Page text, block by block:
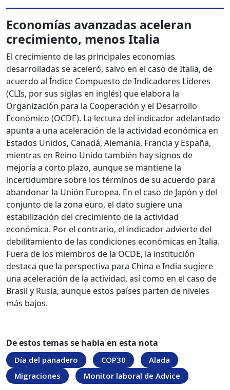
Economías avanzadas aceleran
crecimiento, menos Italia
El crecimiento de las principales economías
desarrolladas se aceleró, salvo en el caso de Italia, de
acuerdo al Índice Compuesto de Indicadores Líderes
(CLIs, por sus siglas en inglés) que elabora la
Organización para la Cooperación y el Desarrollo
Económico (OCDE). La lectura del indicador adelantado
apunta a una aceleración de la actividad económica en
Estados Unidos, Canadá, Alemania, Francia y España,
mientras en Reino Unido también hay signos de
mejoría a corto plazo, aunque se mantiene la
incertidumbre sobre los términos de su acuerdo para
abandonar la Unión Europea. En el caso de Japón y del
conjunto de la zona euro, el dato sugiere una
estabilización del crecimiento de la actividad
económica. Por el contrario, el indicador advierte del
debilitamiento de las condiciones económicas en Italia.
Fuera de los miembros de la OCDE, la institución
destaca que la perspectiva para China e India sugiere
una aceleración de la actividad, así como en el caso de
Brasil y Rusia, aunque estos países parten de niveles
más bajos.
De estos temas se habla en esta nota
Día del panadero COP30
Alada
Migraciones
Monitor laboral de Advice